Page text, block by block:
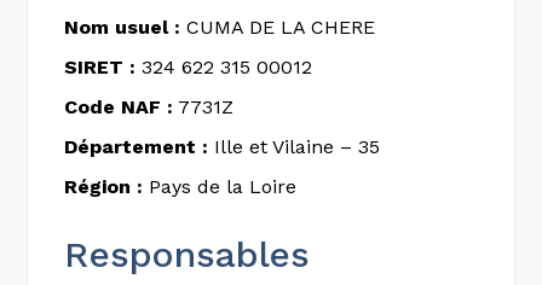
Nom usuel : CUMA DE LA CHERE
SIRET : 324 622 315 00012
Code NAF : 7731Z
Département : Ille et Vilaine – 35
Région : Pays de la Loire
Responsables